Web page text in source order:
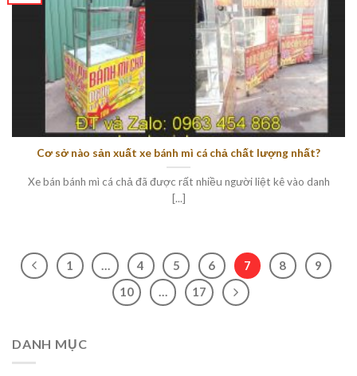
Cơ sở nào sản xuất xe bánh mì cá chả chất lượng nhất?
Xe bán bánh mì cá chả đã được rất nhiều người liệt kê vào danh
[...]
1 4 5 6 7 8
9
10
… 17
DANH MỤC